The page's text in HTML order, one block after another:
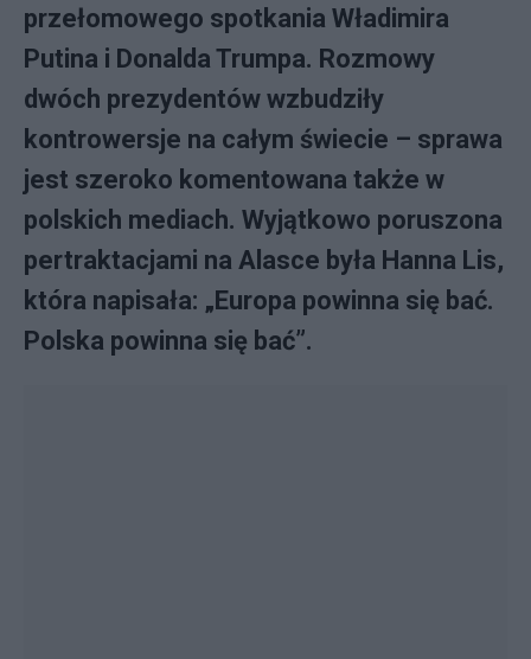
przełomowego spotkania Władimira
Putina i Donalda Trumpa. Rozmowy
dwóch prezydentów wzbudziły
kontrowersje na całym świecie – sprawa
jest szeroko komentowana także w
polskich mediach. Wyjątkowo poruszona
pertraktacjami na Alasce była Hanna Lis,
która napisała: „Europa powinna się bać.
Polska powinna się bać”.